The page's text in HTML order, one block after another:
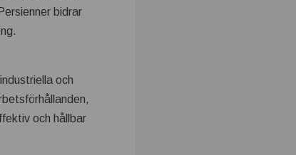
bidrar
och
och hållbar